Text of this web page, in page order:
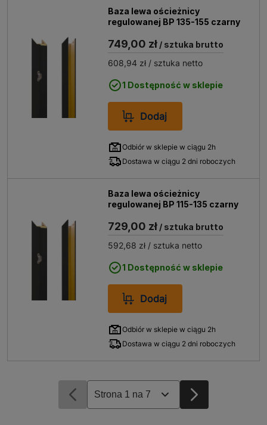
Baza lewa ościeżnicy
regulowanej BP 135-155 czarny
749,00 zł / sztuka brutto
608,94 zł / sztuka netto
1 Dostępność w sklepie
Dodaj
Odbiór w sklepie w ciągu 2h
Dostawa w ciągu 2 dni roboczych
Baza lewa ościeżnicy
regulowanej BP 115-135 czarny
729,00 zł / sztuka brutto
592,68 zł / sztuka netto
1 Dostępność w sklepie
Dodaj
Odbiór w sklepie w ciągu 2h
Dostawa w ciągu 2 dni roboczych